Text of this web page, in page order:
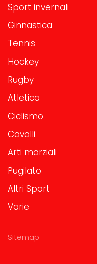
Sport invernali
Ginnastica
Tennis
Hockey
Rugby
Atletica
Ciclismo
Cavalli
Arti marziali
Pugilato
Altri Sport
Varie
Sitemap